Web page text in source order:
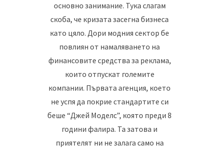
основно занимание. Тука слагам
скоба, че кризата засегна бизнеса
като цяло. Дори модния сектор бе
повлиян от намаляването на
финансовите средства за реклама,
които отпускат големите
компании. Първата агенция, което
не успя да покрие стандартите си
беше “Джей Моделс”, която преди 8
години фалира. Та затова и
приятелят ни не залага само на